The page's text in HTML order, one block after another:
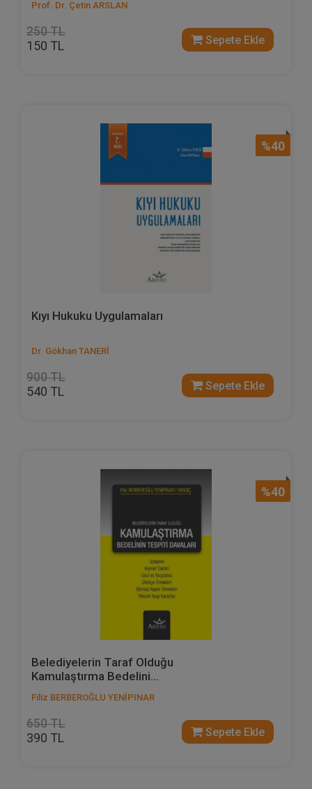
Prof. Dr. Çetin ARSLAN
250 TL
150 TL Sepete Ekle
%40
Kıyı Hukuku Uygulamaları
Dr. Gökhan TANERİ
900 TL
540 TL Sepete Ekle
%40
Belediyelerin Taraf Olduğu
Kamulaştırma Bedelini...
Filiz BERBEROĞLU YENİPINAR
650 TL
390 TL Sepete Ekle